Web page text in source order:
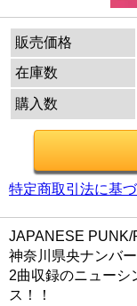
販売価格
在庫数
購入数
特定商取引法に基
JAPANESE PUNK/
神奈川県央ナンバ
2曲収録のニューシ
ス！！